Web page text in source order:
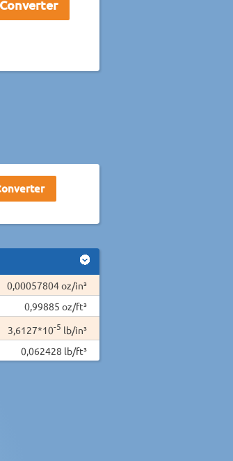
0,00057804 oz/in³
0,99885 oz/ft³
3,6127*10-5 lb/in³
0,062428 lb/ft³